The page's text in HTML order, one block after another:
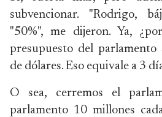
subvencionar. "Rodrigo,
"50%", me dijeron. Ya,
presupuesto del
de dólares. Eso equivale a 3
O sea, cerremos el
parlamento 10 millones